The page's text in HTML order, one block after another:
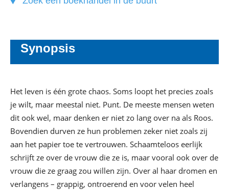
Synopsis
Het leven is één grote chaos. Soms loopt het precies zoals
je wilt, maar meestal niet. Punt. De meeste mensen weten
dit ook wel, maar denken er niet zo lang over na als Roos.
Bovendien durven ze hun problemen zeker niet zoals zij
aan het papier toe te vertrouwen. Schaamteloos eerlijk
schrijft ze over de vrouw die ze is, maar vooral ook over de
vrouw die ze graag zou willen zijn. Over al haar dromen en
verlangens – grappig, ontroerend en voor velen heel